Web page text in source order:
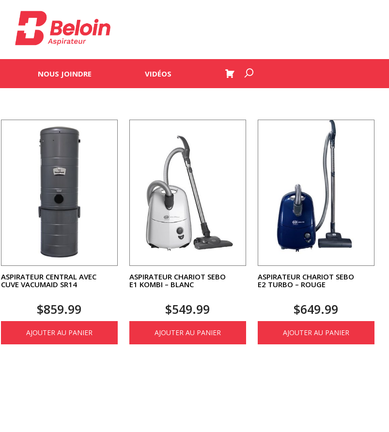
NOUS JOINDRE VIDÉOS
ASPIRATEUR CENTRAL AVEC
CUVE VACUMAID SR14
$859.99
AJOUTER AU PANIER
ASPIRATEUR CHARIOT SEBO
E1 KOMBI – BLANC
$549.99
AJOUTER AU PANIER
ASPIRATEUR CHARIOT SEBO
E2 TURBO – ROUGE
$649.99
AJOUTER AU PANIER